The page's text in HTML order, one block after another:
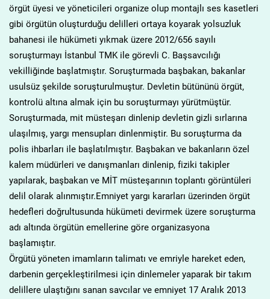
örgüt üyesi ve yöneticileri organize olup montajlı ses kasetleri
gibi örgütün oluşturduğu delilleri ortaya koyarak yolsuzluk
bahanesi ile hükümeti yıkmak üzere 2012/656 sayılı
soruşturmayı İstanbul TMK ile görevli C. Başsavcılığı
vekilliğinde başlatmıştır. Soruşturmada başbakan, bakanlar
usulsüz şekilde soruşturulmuştur. Devletin bütününü örgüt,
kontrolü altına almak için bu soruşturmayı yürütmüştür.
Soruşturmada, mit müsteşarı dinlenip devletin gizli sırlarına
ulaşılmış, yargı mensupları dinlenmiştir. Bu soruşturma da
polis ihbarları ile başlatılmıştır. Başbakan ve bakanların özel
kalem müdürleri ve danışmanları dinlenip, fiziki takipler
yapılarak, başbakan ve MİT müsteşarının toplantı görüntüleri
delil olarak alınmıştır.Emniyet yargı kararları üzerinden örgüt
hedefleri doğrultusunda hükümeti devirmek üzere soruşturma
adı altında örgütün emellerine göre organizasyona
başlamıştır.
Örgütü yöneten imamların talimatı ve emriyle hareket eden,
darbenin gerçekleştirilmesi için dinlemeler yaparak bir takım
delillere ulaştığını sanan savcılar ve emniyet 17 Aralık 2013